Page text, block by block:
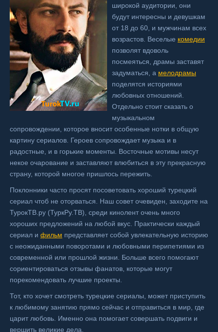
широкой аудитории, они
будут интересны и девушкам
от 18 до 60, и мужчинам всех
возрастов. Веселые комедии
позволят вдоволь
посмеяться, драмы заставят
задуматься, а мелодрамы
поделятся историями
любовных отношений.
Отдельно стоит сказать о
музыкальном
сопровождении, которое вносит особенные нотки в общую
картину сериалов. Героев сопровождает музыка и в
радостные, и в горькие моменты. Восточные мотивы несут
некое очарование и заставляют влюбиться в эту прекрасную
страну, которой многое пришлось пережить.
Поклонники часто просят посоветовать хороший турецкий
сериал чтоб не оторваться. Наш совет очевиден, заходите на
ТурокТВ.ру (ТуркРу.ТВ), среди кинолент очень много
хороших предложений на любой вкус. Практически каждый
сериал и фильм представляет собой увлекательную историю
с неожиданными поворотами и любовными перипетиями из
современной или прошлой жизни. Больше всего помогают
сориентироваться отзывы фанатов, которые могут
порекомендовать лучшие проекты.
Тот, кто хочет смотреть турецкие сериалы, может приступить
к любимому занятию прямо сейчас и отправиться в мир, где
царит любовь. Именно она помогает совершать подвиги и
вершить великие дела.